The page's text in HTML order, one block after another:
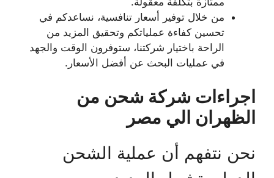
من خلال توفير أسعار تنافسية، نساعدكم في
تحسين كفاءة عملياتكم وتحقيق المزيد من
الراحة باختيار شركتنا، ستوفرون الوقت والجهد
في عمليات البحث عن أفضل الأسعار.
اجراءات شركة شحن من
الظهران الي مصر
نحن نتفهم أن عملية الشحن